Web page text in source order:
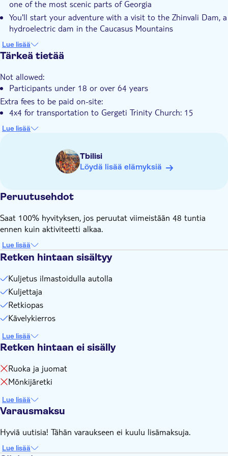
Finally, your tour concludes at Gergeti Trinity Church where a
4x4 vehicle will take you there and back. This ancient Georgian
church sits under Mount Kazbek, towering 2170m above the
town of Stepantsminda and the village of Gergeti. Known
locally as Gergeti Tsminda Sameba, this sacred site offers a
Transport included
one of the most scenic parts of Georgia
You'll start your adventure with a visit to the Zhinvali Dam, a
hydroelectric dam in the Caucasus Mountains
A stop at Ananuri, a 13th-century fortress on the banks of
the Aragvi River, is also included
facing plateau of The Greater Caucasus Mountain Range
This journey concludes at Gergeti Trinity Church, an ancient
Georgian church under Mount Kazbek
Lue lisää
Tärkeä tietää
Not allowed:
Participants under 18 or over 64 years
Extra fees to be paid on-site:
4x4 for transportation to Gergeti Trinity Church: 15
GEL/person in cash
need to pay for your lunch
Lue lisää
Tbilisi
Löydä lisää elämyksiä
Peruutusehdot
Saat 100% hyvityksen, jos peruutat viimeistään 48 tuntia
ennen kuin aktiviteetti alkaa.
Lue lisää
Retken hintaan sisältyy
Kuljetus ilmastoidulla autolla
Kuljettaja
Retkiopas
Kävelykierros
Lue lisää
Retken hintaan ei sisälly
Ruoka ja juomat
Mönkijäretki
Lue lisää
Varausmaksu
Hyviä uutisia! Tähän varaukseen ei kuulu lisämaksuja.
Lue lisää